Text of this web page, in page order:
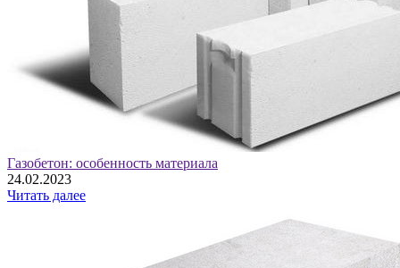
Газобетон: особенность материала
24.02.2023
Читать далее